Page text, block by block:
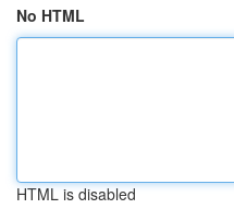
No HTML
HTML is disabled